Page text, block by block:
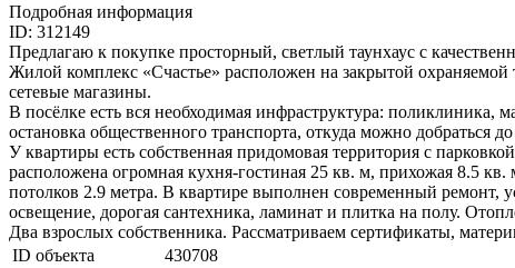
Подробная информация
ID: 312149
Предлагаю к покупке просторный, светлый таунхаус с
Жилой комплекс «Счастье» расположен на закрытой
сетевые магазины.
В посёлке есть вся необходимая инфраструктура: поликлиника,
остановка общественного транспорта, откуда можно добраться
У квартиры есть собственная придомовая территория с
расположена огромная кухня-гостиная 25 кв. м, прихожая 8.5
потолков 2.9 метра. В квартире выполнен современный ремонт,
освещение, дорогая сантехника, ламинат и плитка на полу.
Два взрослых собственника. Рассматриваем сертификаты,
ID объекта
430708